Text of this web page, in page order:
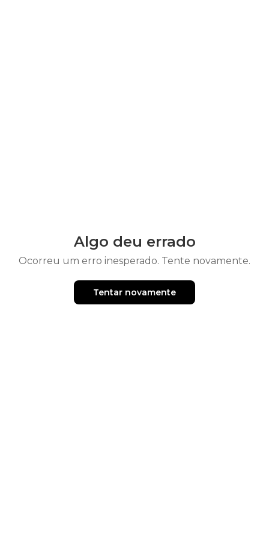
Algo deu errado
Ocorreu um erro inesperado. Tente novamente.
Tentar novamente